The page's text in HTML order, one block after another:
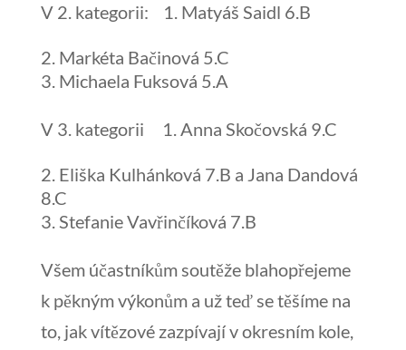
V 2. kategorii: 1. Matyáš Saidl 6.B
Markéta Bačinová 5.C
Michaela Fuksová 5.A
V 3. kategorii 1. Anna Skočovská 9.C
Eliška Kulhánková 7.B a Jana Dandová
8.C
Stefanie Vavřinčíková 7.B
Všem účastníkům soutěže blahopřejeme
k pěkným výkonům a už teď se těšíme na
to, jak vítězové zazpívají v okresním kole,